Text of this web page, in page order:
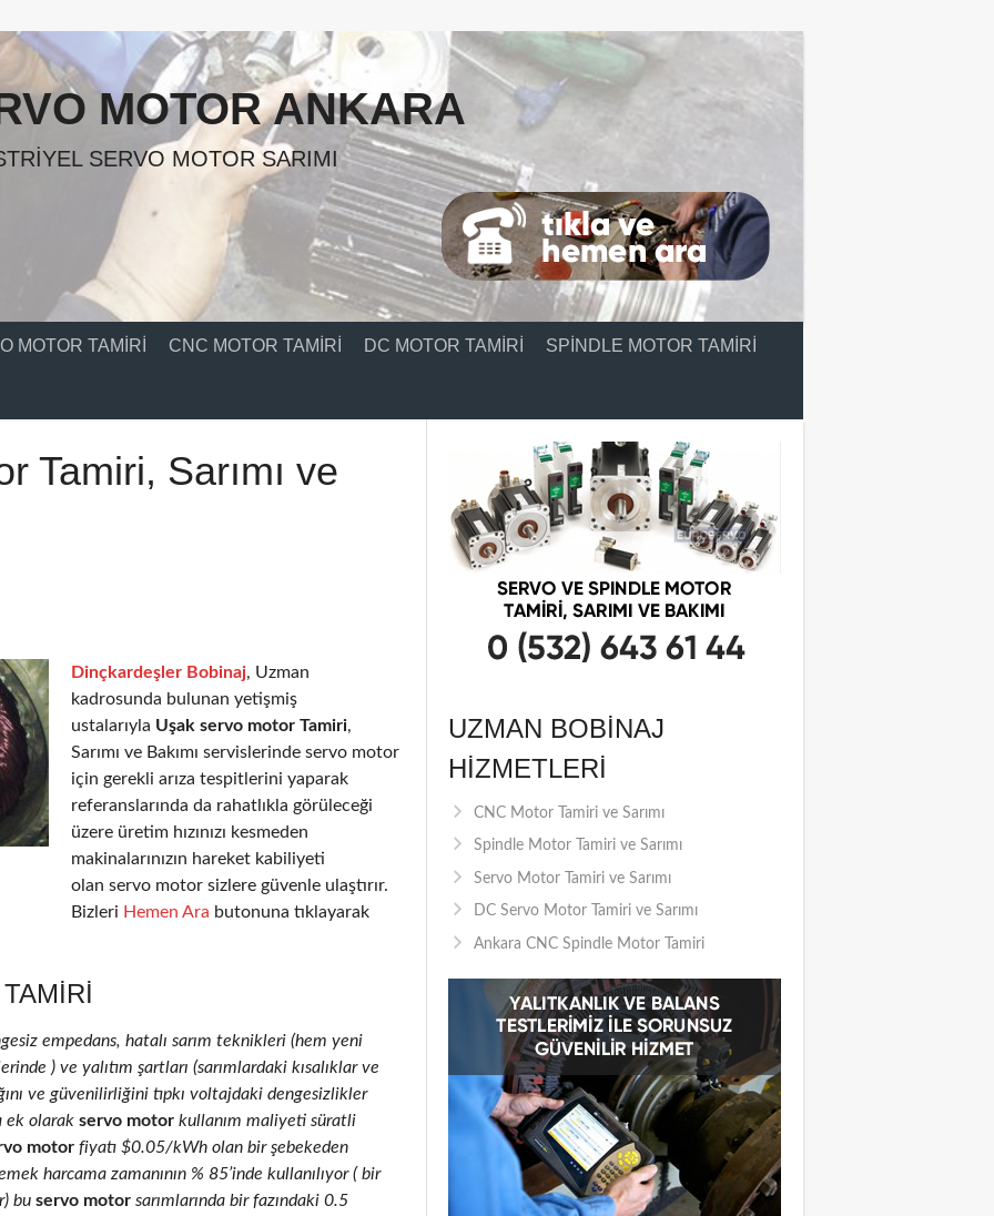
MOTOR ANKARA
SERVO MOTOR SARIMI
MOTOR TAMIRI CNC MOTOR TAMIRI DC MOTOR TAMIRI SPINDLE MOTOR TAMIRI
Tamiri, Sarımı ve
Dinçkardeşler Bobinaj, Uzman
kadrosunda bulunan yetişmiş
ustalarıyla Uşak servo motor Tamiri,
Sarımı ve Bakımı servislerinde servo motor
için gerekli arıza tespitlerini yaparak
referanslarında da rahatlıkla görüleceği
üzere üretim hızınızı kesmeden
makinalarınızın hareket kabiliyeti
olan servo motor sizlere güvenle ulaştırır.
Bizleri Hemen Ara butonuna tıklayarak
empedans, hatalı sarım teknikleri (hem yeni
) ve yalıtım şartları (sarımlardaki kısalıklar ve
ve güvenilirliğini tıpkı voltajdaki dengesizlikler
ek olarak servo motor kullanım maliyeti süratli
motor fiyatı $0.05/kWh olan bir şebekeden
harcama zamanının % 85’inde kullanılıyor ( bir
bu servo motor sarımlarında bir fazındaki 0.5
UZMAN BOBINAJ
HIZMETLERI
CNC Motor Tamiri ve Sarımı
Spindle Motor Tamiri ve Sarımı
Servo Motor Tamiri ve Sarımı
DC Servo Motor Tamiri ve Sarımı
Ankara CNC Spindle Motor Tamiri